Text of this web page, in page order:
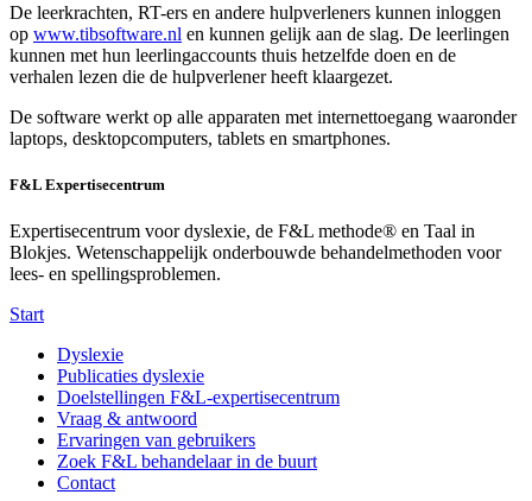
De leerkrachten, RT-ers en andere hulpverleners kunnen inloggen
op www.tibsoftware.nl en kunnen gelijk aan de slag. De leerlingen
kunnen met hun leerlingaccounts thuis hetzelfde doen en de
verhalen lezen die de hulpverlener heeft klaargezet.
De software werkt op alle apparaten met internettoegang waaronder
laptops, desktopcomputers, tablets en smartphones.
F&L Expertisecentrum
Expertisecentrum voor dyslexie, de F&L methode® en Taal in
Blokjes. Wetenschappelijk onderbouwde behandelmethoden voor
lees- en spellingsproblemen.
Start
Dyslexie
Publicaties dyslexie
Doelstellingen F&L-expertisecentrum
Vraag & antwoord
Ervaringen van gebruikers
Zoek F&L behandelaar in de buurt
Contact